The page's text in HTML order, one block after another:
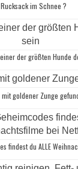
Rucksack im Schnee ?
der größten Hunde
mit goldener Zunge
findest du ALLE